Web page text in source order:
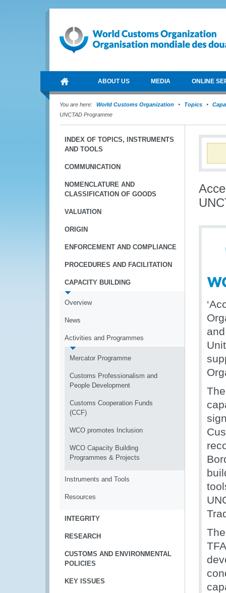
ABOUT US MEDIA ONLINE
You are here: World Customs Organization Topics
UNCTAD Programme
INDEX OF TOPICS, INSTRUMENTS
AND TOOLS
COMMUNICATION
NOMENCLATURE AND
CLASSIFICATION OF GOODS
VALUATION
ORIGIN
ENFORCEMENT AND COMPLIANCE
PROCEDURES AND FACILITATION
CAPACITY BUILDING
Overview
News
Activities and Programmes
Mercator Programme
Customs Professionalism and
People Development
Customs Cooperation Funds
(CCF)
WCO promotes Inclusion
WCO Capacity Building
Programmes & Projects
Instruments and Tools
Resources
INTEGRITY
RESEARCH
CUSTOMS AND ENVIRONMENTAL
POLICIES
KEY ISSUES